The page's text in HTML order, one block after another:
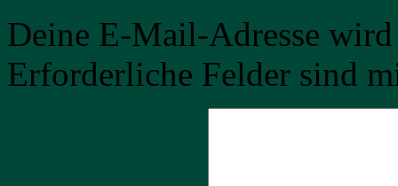
Deine E-Mail-Adresse
Erforderliche Felder sind